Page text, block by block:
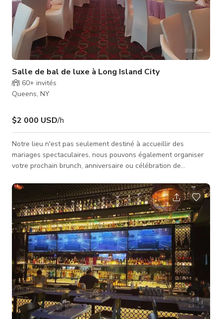
Salle de bal de luxe à Long Island City
60+ invités
Queens, NY
$2 000 USD/h
Notre lieu n'est pas seulement destiné à accueillir des
mariages spectaculaires, nous pouvons également organiser
votre prochain brunch, anniversaire ou célébration de